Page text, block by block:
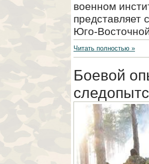
военном
представляет
Юго-
Читать полностью »
Боевой